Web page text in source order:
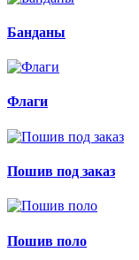
Банданы
Флаги
Пошив под заказ
Пошив поло